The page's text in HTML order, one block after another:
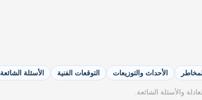
الأحداث والتوزيعات التوقعات الفنية الأسئلة الشائعة
والأسئلة الشائعة.